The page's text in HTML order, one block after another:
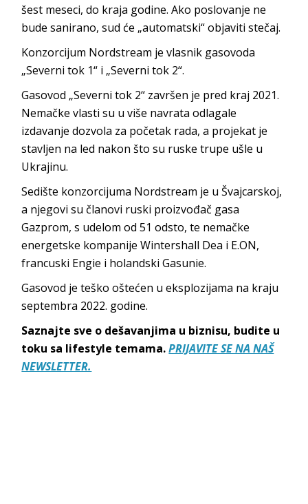
šest meseci, do kraja godine. Ako poslovanje ne
bude sanirano, sud će „automatski“ objaviti stečaj.
Konzorcijum Nordstream je vlasnik gasovoda
„Severni tok 1“ i „Severni tok 2“.
Gasovod „Severni tok 2“ završen je pred kraj 2021.
Nemačke vlasti su u više navrata odlagale
izdavanje dozvola za početak rada, a projekat je
stavljen na led nakon što su ruske trupe ušle u
Ukrajinu.
Sedište konzorcijuma Nordstream je u Švajcarskoj,
a njegovi su članovi ruski proizvođač gasa
Gazprom, s udelom od 51 odsto, te nemačke
energetske kompanije Wintershall Dea i E.ON,
francuski Engie i holandski Gasunie.
Gasovod je teško oštećen u eksplozijama na kraju
septembra 2022. godine.
Saznajte sve o dešavanjima u biznisu, budite u
toku sa lifestyle temama.PRIJAVITE SE NA NAŠ
NEWSLETTER.